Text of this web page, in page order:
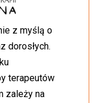
z myślą o
dorosłych.
terapeutów
zależy na